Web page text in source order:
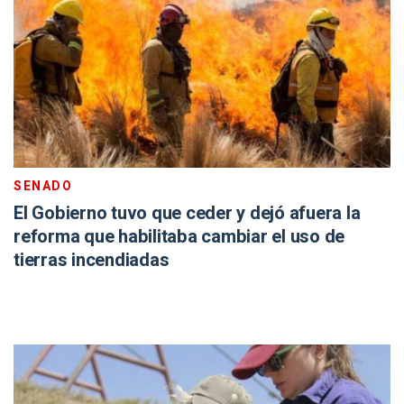
SENADO
El Gobierno tuvo que ceder y dejó afuera la
reforma que habilitaba cambiar el uso de
tierras incendiadas